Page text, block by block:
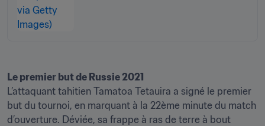
L’attaquant tahitien Tamatoa Tetauira a signé le premier
but du tournoi, en marquant à la 22ème minute du match
d’ouverture. Déviée, sa frappe à ras de terre à bout